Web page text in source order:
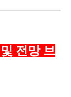
전망 브